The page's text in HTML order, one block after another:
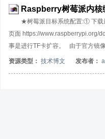
通过include加载其它源文件。11.
Raspberry树莓派内核
★树莓派目标系统配置:① 下载
页面 https://www.raspberrypi.org/
事是进行TF卡扩容。 由于官方镜
方的命令：raspi-config进行自动
资源类型： 技术博文 发布者：